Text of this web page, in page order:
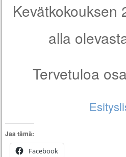
Kevätkokouksen
alla
Tervetuloa
Jaa tämä:
Facebook